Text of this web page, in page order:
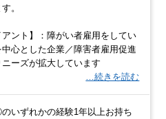
。
アント】：障がい者雇用をしてい
中心とした企業／障害者雇用促進
ーズが拡大しています
…続きを読む
いずれかの経験1年以上お持ち